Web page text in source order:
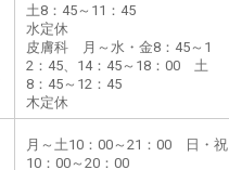
土8：45～11：45
水定休
皮膚科 月～水・金8：45～1
2：45、14：45～18：00 土
8：45～12：45
木定休
月～土10：00～21：00 日・祝
10：00～20：00